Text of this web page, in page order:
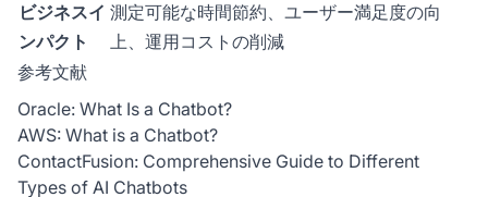
ビジネスイ
ンパクト
測定可能な時間節約、ユーザー満足度の向
上、運用コストの削減
参考文献
Oracle: What Is a Chatbot?
AWS: What is a Chatbot?
ContactFusion: Comprehensive Guide to Different
Types of AI Chatbots